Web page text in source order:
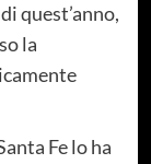
quest’anno,
la
Fe lo ha